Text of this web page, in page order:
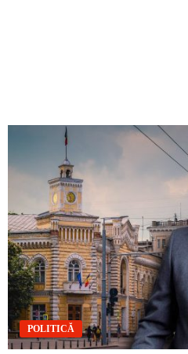
POLITICĂ